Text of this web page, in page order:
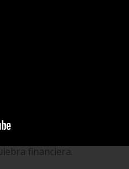
pregúntate: ¿Quién
tus clientes, a través de tu
deuda como palanca para
evitarla para prevenir
es un síntoma de falta
que se ingresa. Este
financiera.